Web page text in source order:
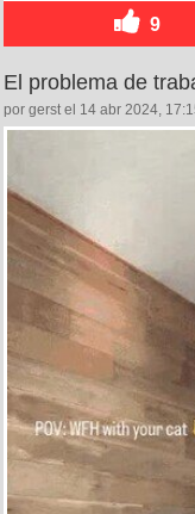
9
El problema de
por gerst el 14 abr 2024,